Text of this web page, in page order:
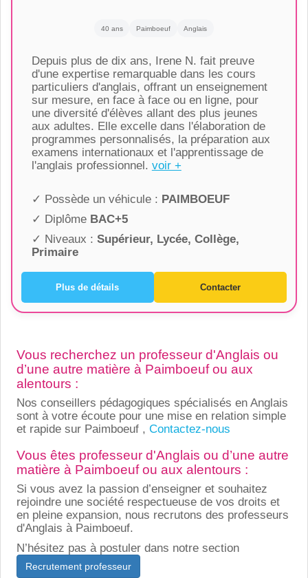
40 ans Paimboeuf Anglais
Depuis plus de dix ans, Irene N. fait preuve
d'une expertise remarquable dans les cours
particuliers d'anglais, offrant un enseignement
sur mesure, en face à face ou en ligne, pour
une diversité d'élèves allant des plus jeunes
aux adultes. Elle excelle dans l'élaboration de
programmes personnalisés, la préparation aux
examens internationaux et l'apprentissage de
l'anglais professionnel. voir +
✓ Possède un véhicule : PAIMBOEUF
✓ Diplôme BAC+5
✓ Niveaux : Supérieur, Lycée, Collège,
Primaire
Plus de détails Contacter
Vous recherchez un professeur d'Anglais ou
d’une autre matière à Paimboeuf ou aux
alentours :
Nos conseillers pédagogiques spécialisés en Anglais
sont à votre écoute pour une mise en relation simple
et rapide sur Paimboeuf , Contactez-nous
Vous êtes professeur d'Anglais ou d’une autre
matière à Paimboeuf ou aux alentours :
Si vous avez la passion d’enseigner et souhaitez
rejoindre une société respectueuse de vos droits et
en pleine expansion, nous recrutons des professeurs
d'Anglais à Paimboeuf.
N’hésitez pas à postuler dans notre section
Recrutement professeur